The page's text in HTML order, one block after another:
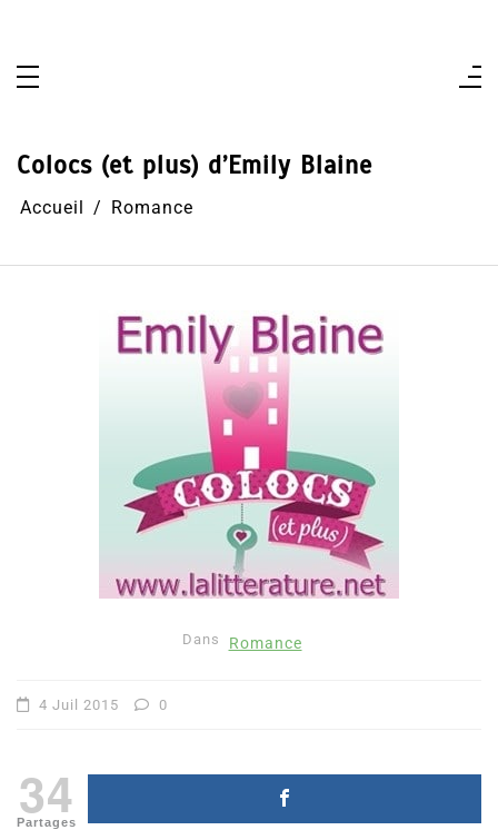
Colocs (et plus) d’Emily Blaine
Accueil Romance
Dans Romance
4 Juil 2015 0
34
Partages